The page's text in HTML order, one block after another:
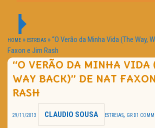
PASSATEMPOS
HOME CINEMA
NOTA PESSOAL
HOME » ESTREIAS »“O Verão da Minha Vida (The Way,
Faxon e Jim Rash
“O VERÃO DA MINHA VIDA
WAY BACK)” DE NAT
RASH
29/11/2013 CLAUDIO SOUSA ESTREIAS, GR D1